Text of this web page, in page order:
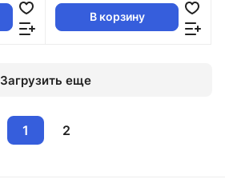
В корзину
Загрузить еще
1 2